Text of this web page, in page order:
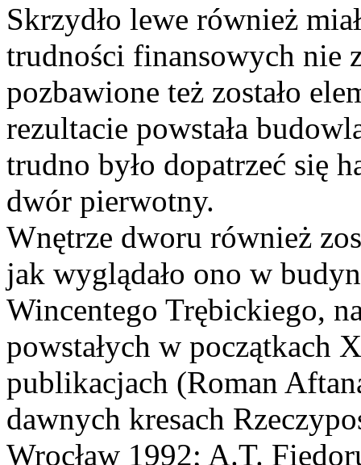
Skrzydło lewe również
trudności finansowych nie
pozbawione też zostało
rezultacie powstała
trudno było dopatrzeć się
dwór pierwotny.
Wnętrze dworu również
jak wyglądało ono w
Wincentego Trębickiego,
powstałych w początkach
publikacjach (Roman
dawnych kresach
Wrocław 1992; A.T.